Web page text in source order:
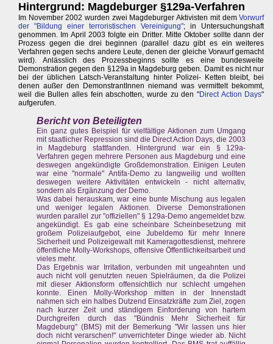
Hintergrund: Magdeburger §129a-Verfahren
Im November 2002 wurden zwei Magdeburger Aktivisten mit demVorwurf
der "Bildung einer terroristischen Vereinigung"; in Untersuchungshaft
genommen. Im April 2003 folgte ein Dritter. Mitte Oktober sollte dann der
Prozess gegen die drei beginnen (parallel dazu gibt es ein weiteres
Verfahren gegen sechs andere Leute, denen der gleiche Vorwurf gemacht
wird). Anlässlich des Prozessbeginns sollte es eine bundesweite
Demonstration gegen den §129a in Magdeburg geben. Damit es nicht nur
bei der üblichen Latsch-Veranstaltung hinter Polizei- Ketten bleibt, bei
denen außer den DemonstrantInnen niemand was vermittelt bekommt,
weil die Bullen alles fein abschotten, wurde zu den "Direct Action Days"
aufgerufen.
Bericht von Beteiligten
Ein ganz gutes Beispiel für vielfältige Aktionen zum Umgang
mit staatlicher Repression sind die Direct Action Days, die 2003
in Magdeburg stattfanden. Hintergrund war ein § 129a-
Verfahren gegen mehrere Personen aus Magdeburg und eine
deswegen angekündigte Großdemonstration. Einigen Leuten
war eine "normale" Antifa-Demo zu langweilig und wollten
deswegen weitere Aktivitäten entwickeln - nicht alternativ,
sondern als Ergänzung der Demo.
Was dabei herauskam, war eine bunte Mischung aus legalen
und weniger legalen Aktionen. Diverse Demonstrationen
wurden parallel zur "offiziellen" § 129a-Demo angemeldet bzw.
angekündigt. Es gab eine scheinbare Scheinbesetzung mit
großem Polizeiaufgebot, eine Jubeldemo für mehr Innere
Sicherheit und Polizeigewalt mit Kameragottesdienst, mehrere
öffentliche Molly-Workshops, offensive Öffentlichkeitsarbeit und
vieles mehr.
Das Ergebnis war Irritation, verbunden mit ungeahnten und
auch nicht voll genutzten neuen Spielräumen, da die Polizei
mit dieser Aktionsform offensichtlich nur schlecht umgehen
konnte. Einen Molly-Workshop mitten in der Innenstadt
nahmen sich ein halbes Dutzend Einsatzkräfte zum Ziel, zogen
nach kurzer Zeit und ständigem Einforderung von hartem
Durchgreifen durch das "Bündnis Mehr Sicherheit für
Magdeburg" (BMS) mit der Bemerkung "Wir lassen uns hier
doch nicht verarschen!" unverrichteter Dinge wieder ab. Nicht